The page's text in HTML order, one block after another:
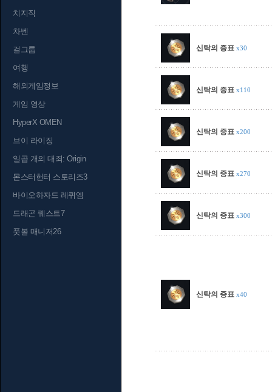
치지직
차벤
걸그룹
여행
해외게임정보
게임 영상
HyperX OMEN
브이 라이징
일곱 개의 대죄: Origin
몬스터헌터 스토리즈3
바이오하자드 레퀴엠
드래곤 퀘스트7
풋볼 매니저26
신탁의 증표 x30
신탁의 증표 x110
신탁의 증표 x200
신탁의 증표 x270
신탁의 증표 x300
신탁의 증표 x40